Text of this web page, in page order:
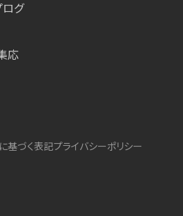
グ
応
基づく表記プライバシーポリシー